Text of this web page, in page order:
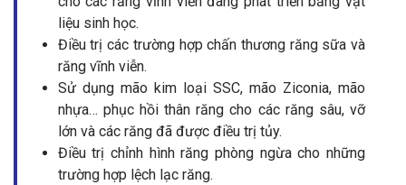
liệu sinh học.
Điều trị các trường hợp chấn thương răng sữa và
răng vĩnh viễn.
Sử dụng mão kim loại SSC, mão Ziconia, mão
nhựa… phục hồi thân răng cho các răng sâu, vỡ
lớn và các răng đã được điều trị tủy.
Điều trị chỉnh hình răng phòng ngừa cho những
trường hợp lệch lạc răng.